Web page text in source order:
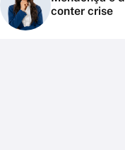
conter crise